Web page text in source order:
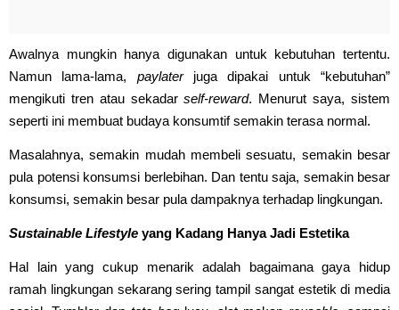
Awalnya mungkin hanya digunakan untuk kebutuhan tertentu.
Namun lama-lama, paylaterjuga dipakai untuk “kebutuhan”
mengikuti tren atau sekadarself-reward. Menurut saya, sistem
seperti ini membuat budaya konsumtif semakin terasa normal.
Masalahnya, semakin mudah membeli sesuatu, semakin besar
pula potensi konsumsi berlebihan. Dan tentu saja, semakin besar
konsumsi, semakin besar pula dampaknya terhadap lingkungan.
Sustainable Lifestyle yang Kadang Hanya Jadi Estetika
Hal lain yang cukup menarik adalah bagaimana gaya hidup
ramah lingkungan sekarang sering tampil sangat estetik di media